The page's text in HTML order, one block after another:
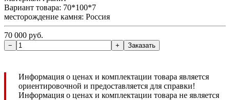
Вариант товара: 70*100*7
месторождение камня: Россия
70 000 руб.
Информация о ценах и комплектации товара является
ориентировочной и предоставляется для справки!
Информация о ценах и комплектации товара не является